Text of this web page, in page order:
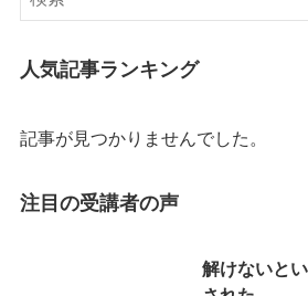
人気記事ランキング
記事が見つかりませんでした。
注目の受講者の声
解けないと